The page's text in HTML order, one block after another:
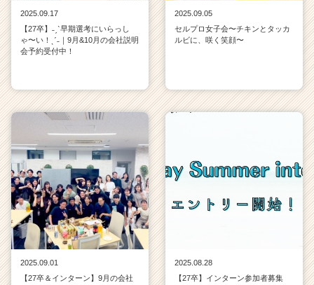
2025.09.17
【27卒】˗ˏˋ早期選考にいらっし
ゃ〜い！ˎˊ˗｜9月&10月の会社説明
会予約受付中！
2025.09.05
セルプロ女子会〜チキンとタッカ
ルビに、咲く笑顔〜
2025.09.01
【27卒＆インターン】9月の会社
2025.08.28
【27卒】インターン参加者募集